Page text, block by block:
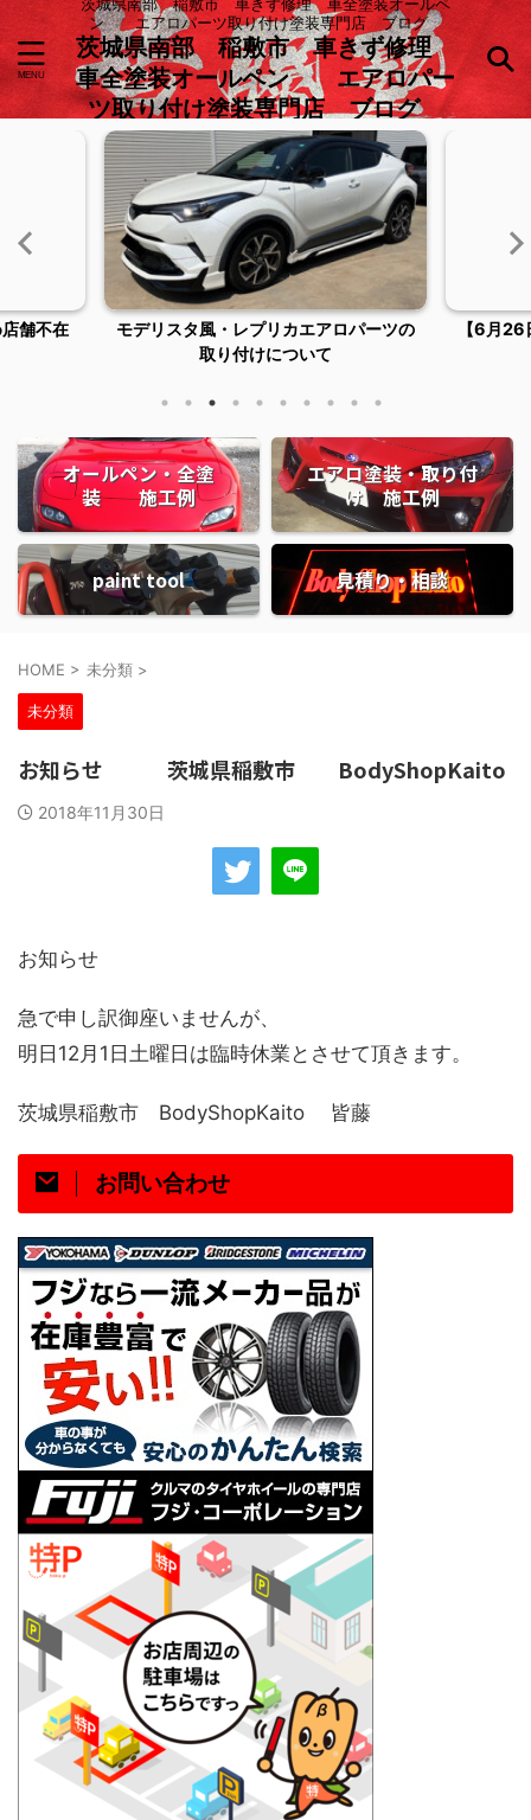
ン エアロパーツ取り付け塗装専門店 ブログ
茨城県南部 稲敷市 車きず修理
車全塗装オールペン エアロパー
ツ取り付け塗装専門店 ブログ
舗不在
モデリスタ風・レプリカエアロパーツの
取り付けについて
【6月
オールペン・全塗
装 施工例
エアロ塗装・取り付
け 施工例
paint tool 見積り・相談
HOME > 未分類 >
未分類
お知らせ 茨城県稲敷市 BodyShopKaito
2018年11月30日
お知らせ
急で申し訳御座いませんが、
明日12月1日土曜日は臨時休業とさせて頂きます。
茨城県稲敷市 BodyShopKaito 皆藤
お問い合わせ